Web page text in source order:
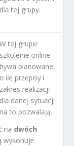
dla tej grupy.
W tej grupie
szkolenie online
bywa planowane,
o ile przepisy i
zakres realizacji
dla danej sytuacji
na to pozwalają.
na dwóch
wykonuje